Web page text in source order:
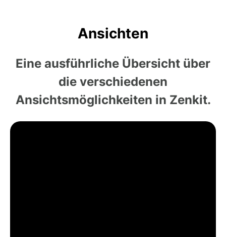
Ansichten
Eine ausführliche Übersicht über
die verschiedenen
Ansichtsmöglichkeiten in Zenkit.